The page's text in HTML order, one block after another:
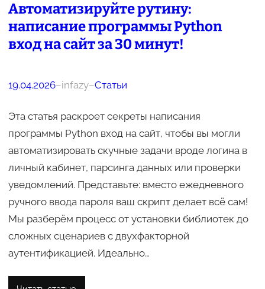
Автоматизируйте рутину:
написание программы Python
вход на сайт за 30 минут!
19.04.2026–infazy–Статьи
Эта статья раскроет секреты написания
программы Python вход на сайт, чтобы вы могли
автоматизировать скучные задачи вроде логина в
личный кабинет, парсинга данных или проверки
уведомлений. Представьте: вместо ежедневного
ручного ввода пароля ваш скрипт делает всё сам!
Мы разберём процесс от установки библиотек до
сложных сценариев с двухфакторной
аутентификацией. Идеально…